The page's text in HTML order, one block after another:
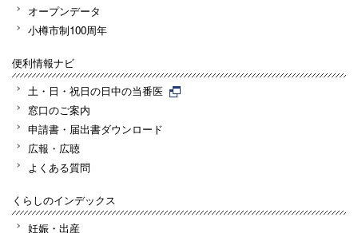
オープンデータ
小樽市制100周年
便利情報ナビ
土・日・祝日の日中の当番医
窓口のご案内
申請書・届出書ダウンロード
広報・広聴
よくある質問
くらしのインデックス
妊娠・出産